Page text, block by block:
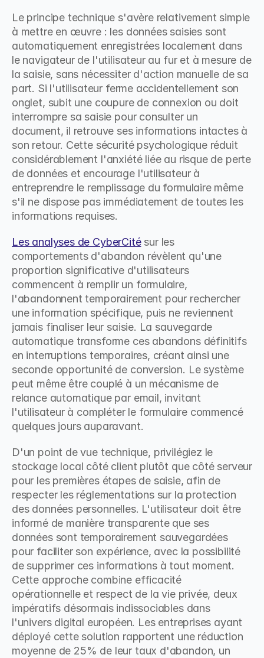
Le principe technique s'avère relativement simple
à mettre en œuvre : les données saisies sont
automatiquement enregistrées localement dans
le navigateur de l'utilisateur au fur et à mesure de
la saisie, sans nécessiter d'action manuelle de sa
part. Si l'utilisateur ferme accidentellement son
onglet, subit une coupure de connexion ou doit
interrompre sa saisie pour consulter un
document, il retrouve ses informations intactes à
son retour. Cette sécurité psychologique réduit
considérablement l'anxiété liée au risque de perte
de données et encourage l'utilisateur à
entreprendre le remplissage du formulaire même
s'il ne dispose pas immédiatement de toutes les
informations requises.
Les analyses de CyberCité sur les
comportements d'abandon révèlent qu'une
proportion significative d'utilisateurs
commencent à remplir un formulaire,
l'abandonnent temporairement pour rechercher
une information spécifique, puis ne reviennent
jamais finaliser leur saisie. La sauvegarde
automatique transforme ces abandons définitifs
en interruptions temporaires, créant ainsi une
seconde opportunité de conversion. Le système
peut même être couplé à un mécanisme de
relance automatique par email, invitant
l'utilisateur à compléter le formulaire commencé
quelques jours auparavant.
D'un point de vue technique, privilégiez le
stockage local côté client plutôt que côté serveur
pour les premières étapes de saisie, afin de
respecter les réglementations sur la protection
des données personnelles. L'utilisateur doit être
informé de manière transparente que ses
données sont temporairement sauvegardées
pour faciliter son expérience, avec la possibilité
de supprimer ces informations à tout moment.
Cette approche combine efficacité
opérationnelle et respect de la vie privée, deux
impératifs désormais indissociables dans
l'univers digital européen. Les entreprises ayant
déployé cette solution rapportent une réduction
moyenne de 25% de leur taux d'abandon, un